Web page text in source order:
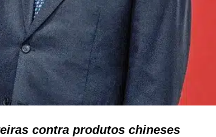
contra produtos chineses